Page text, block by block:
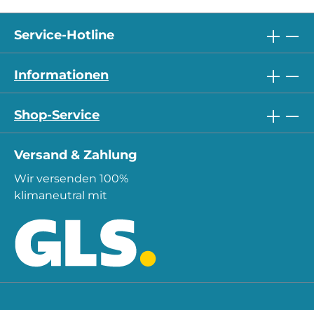
Service-Hotline
Informationen
Shop-Service
Versand & Zahlung
Wir versenden 100%
klimaneutral mit